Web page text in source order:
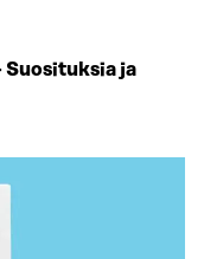
Suosituksia ja